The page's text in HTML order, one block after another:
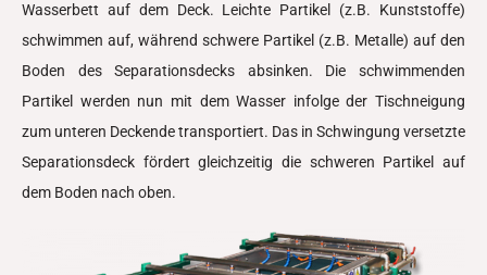
Wasserbett auf dem Deck. Leichte Partikel (z.B. Kunststoffe)
schwimmen auf, während schwere Partikel (z.B. Metalle) auf den
Boden des Separationsdecks absinken. Die schwimmenden
Partikel werden nun mit dem Wasser infolge der Tischneigung
zum unteren Deckende transportiert. Das in Schwingung versetzte
Separationsdeck fördert gleichzeitig die schweren Partikel auf
dem Boden nach oben.